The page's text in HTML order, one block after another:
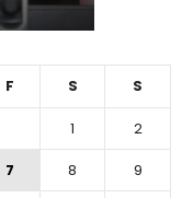
F S S
1
2
7 8
9